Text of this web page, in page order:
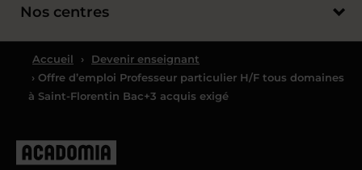
Nos centres
Accueil ›
Devenir enseignant
› Offre d’emploi Professeur particulier H/F tous domaines
à Saint-Florentin Bac+3 acquis exigé